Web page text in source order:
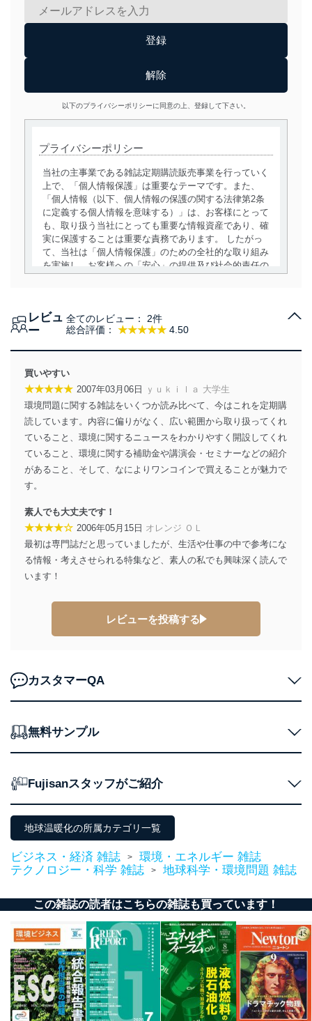
以下のプライバシーポリシーに同意の上、登録して下さい。
プライバシーポリシー
当社の主事業である雑誌定期購読販売事業を行っていく
上で、「個人情報保護」は重要なテーマです。また、
「個人情報（以下、個人情報の保護の関する法律第2条
に定義する個人情報を意味する）」は、お客様にとって
も、取り扱う当社にとっても重要な情報資産であり、確
実に保護することは重要な責務であります。 したがっ
て、当社は「個人情報保護」のための全社的な取り組み
を実施し、お客様への「安心」の提供及び社会的責任の
当社は、個人情報の取得・利用・提供に際して、その利
得・利用・提供を行います。また、当社が保有している
個人情報は、同意を得ずに目的外利用、第三者への提
供・開示は行いません。当社においてはこれらの取り組
みを確実にするため、従業者等の教育を徹底してまいり
ます。また、目的外利用を行わないために、適切な管理
措置を講じます。
法令遵守
に、これらの法令及びその他の規範を常に適合させま
す。
個人情報の安全管理措置
当社は、個人情報の正確性及び安全性を確保するため
施し、個人情報の漏えい、滅失またはき損の防止及び是
アクセス制御
の不要なアクセスを防止しています。
アクセス者の識別と認証
ーザーアカウント制御）により、個人情報データ
ベース等を取り扱う情報システムを使用する従業
者を識別・認証しています。
外部からの不正アクセス等の防止
システムを最新の状態に保持しています。
個人データを取り扱う機器等にセキュリティ対策
ソフトウェア等を導入し、自動更新 機能等の活用
情報システムの使用に伴う漏洩等の防止
送信する場合に、当該ファイルへのパスワードを
設定しています。
個人情報保護マネジメントシステムの継続的改善
当社は、内部監査及びマネジメントレビューの機会を通
じて、個人情報保護マネジメントシステムを継続的に改
善し、常に最良の状態を維持します。
苦情及び相談受付け窓口
レビュ
ー
総合評価： ★★★★★ 4.50
全てのレビュー： 2件
買いやすい
★★★★★ 2007年03月06日
ｙｕｋｉｌａ 大学生
環境問題に関する雑誌をいくつか読み比べて、今はこれを定期購
読しています。内容に偏りがなく、広い範囲から取り扱ってくれ
ていること、環境に関するニュースをわかりやすく開設してくれ
ていること、環境に関する補助金や講演会・セミナーなどの紹介
があること、そして、なによりワンコインで買えることが魅力で
す。
素人でも大丈夫です！
★★★★☆ 2006年05月15日 オレンジ ＯＬ
最初は専門誌だと思っていましたが、生活や仕事の中で参考にな
る情報・考えさせられる特集など、素人の私でも興味深く読んで
います！
レビューを投稿する
カスタマーQA
無料サンプル
Fujisanスタッフがご紹介
地球温暖化の所属カテゴリ一覧
ビジネス・経済 雑誌 >
環境・エネルギー 雑誌
テクノロジー・科学 雑誌
> 地球科学・環境問題 雑誌
この雑誌の読者はこちらの雑誌も買っています！